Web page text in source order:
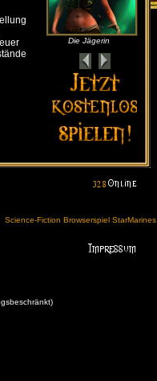
Die Jägerin
Science-Fiction Browserspiel StarMarines